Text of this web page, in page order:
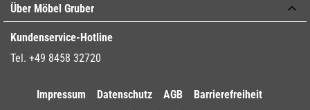
Über Möbel Gruber
Kundenservice-Hotline
Tel. +49 8458 32720
Impressum Datenschutz AGB
Barrierefreiheit